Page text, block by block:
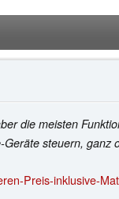
die meisten
steuern, ganz
Preis-inklusive-